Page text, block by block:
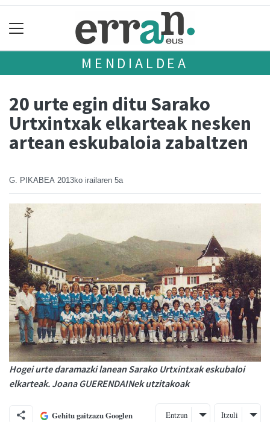
MENDIALDEA
20 urte egin ditu Sarako
Urtxintxak elkarteak nesken
artean eskubaloia zabaltzen
G. PIKABEA 2013ko irailaren 5a
Hogei urte daramazki lanean Sarako Urtxintxak eskubaloi
elkarteak. Joana GUERENDAINek utzitakoak
Gehitu gaitzazu Googlen Entzun Itzuli